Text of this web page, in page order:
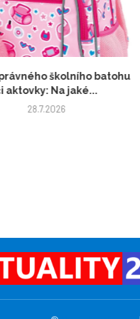
školního batohu
aktovky: Na jaké...
28.7.2026